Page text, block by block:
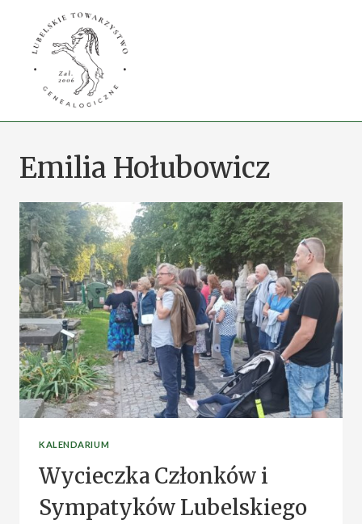
Emilia Hołubowicz
KALENDARIUM
Wycieczka Członków i
Sympatyków Lubelskiego